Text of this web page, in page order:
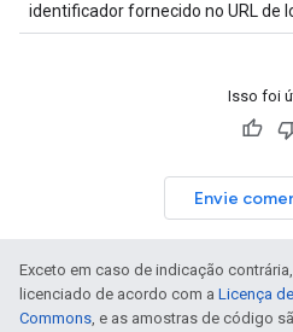
identificador fornecido no URL de
Isso foi
Envie
Exceto em caso de indicação
licenciado de acordo com a Licença
Commons, e as amostras de código